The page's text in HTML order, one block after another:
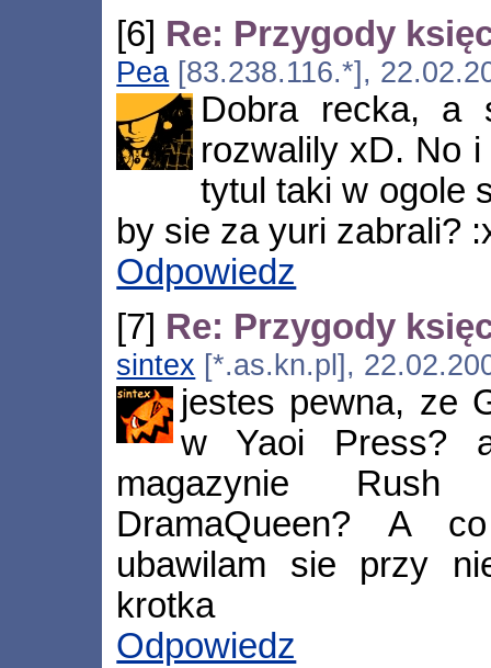
[6] Re: Przygody
Pea [83.238.116.*],
Dobra recka, a
rozwalily xD. No
tytul taki w ogole
by sie za yuri zabrali?
Odpowiedz
[7] Re: Przygody
sintex [*.as.kn.pl],
jestes pewna, ze
w Yaoi Press?
magazynie Rush
DramaQueen? A
ubawilam sie przy
krotka
Odpowiedz